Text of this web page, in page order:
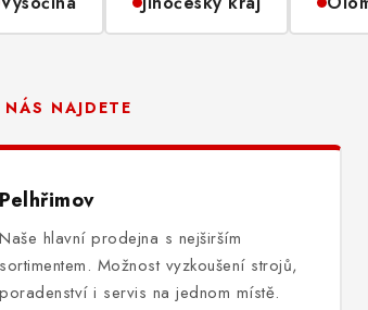
NÁS NAJDETE
Pelhřimov
Naše hlavní prodejna s nejširším
sortimentem. Možnost vyzkoušení strojů,
poradenství i servis na jednom místě.